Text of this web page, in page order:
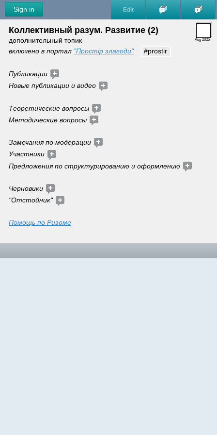
Sign in Edit
Aug 2025
Коллективный разум. Развитие (2)
дополнительный топик
включено в портал "Простір злагоди" #prostir
Публикации
Новые публикации и видео
Теоретические вопросы
Методические вопросы
Замечания по модерации
Участники
Предложения по структурированию и оформлению
Черновики
"Отстойник"
Помощь по Ризоме